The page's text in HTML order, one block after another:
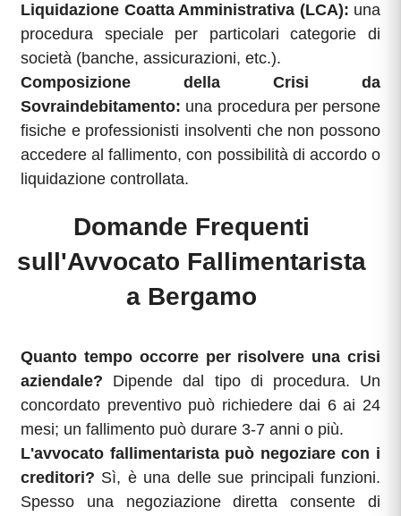
Liquidazione Coatta Amministrativa (LCA): una
procedura speciale per particolari categorie di
società (banche, assicurazioni, etc.).
Composizione della Crisi da
Sovraindebitamento: una procedura per persone
fisiche e professionisti insolventi che non possono
accedere al fallimento, con possibilità di accordo o
liquidazione controllata.
Domande Frequenti
sull'Avvocato Fallimentarista
a Bergamo
Quanto tempo occorre per risolvere una crisi
aziendale? Dipende dal tipo di procedura. Un
concordato preventivo può richiedere dai 6 ai 24
mesi; un fallimento può durare 3-7 anni o più.
L'avvocato fallimentarista può negoziare con i
creditori? Sì, è una delle sue principali funzioni.
Spesso una negoziazione diretta consente di